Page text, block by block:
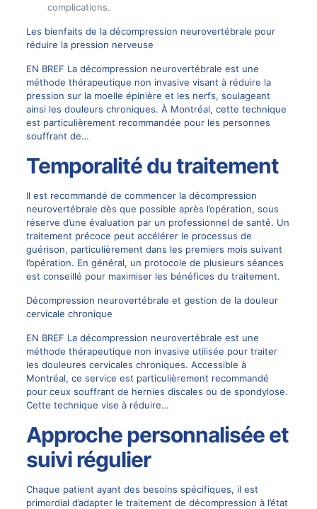
complications.
Les bienfaits de la décompression neurovertébrale pour
réduire la pression nerveuse
EN BREF La décompression neurovertébrale est une
méthode thérapeutique non invasive visant à réduire la
pression sur la moelle épinière et les nerfs, soulageant
ainsi les douleurs chroniques. À Montréal, cette technique
est particulièrement recommandée pour les personnes
souffrant de…
Temporalité du traitement
Il est recommandé de commencer la décompression
neurovertébrale dès que possible après l’opération, sous
réserve d’une évaluation par un professionnel de santé. Un
traitement précoce peut accélérer le processus de
guérison, particulièrement dans les premiers mois suivant
l’opération. En général, un protocole de plusieurs séances
est conseillé pour maximiser les bénéfices du traitement.
Décompression neurovertébrale et gestion de la douleur
cervicale chronique
EN BREF La décompression neurovertébrale est une
méthode thérapeutique non invasive utilisée pour traiter
les douleures cervicales chroniques. Accessible à
Montréal, ce service est particulièrement recommandé
pour ceux souffrant de hernies discales ou de spondylose.
Cette technique vise à réduire…
Approche personnalisée et
suivi régulier
Chaque patient ayant des besoins spécifiques, il est
primordial d’adapter le traitement de décompression à l’état